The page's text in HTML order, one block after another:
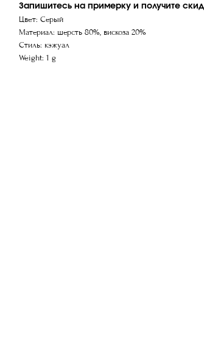
Запишитесь на примерку и получите
Цвет: Серый
Материал: шерсть 80%, вискоза 20%
Стиль: кэжуал
Weight: 1 g